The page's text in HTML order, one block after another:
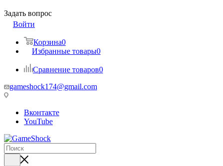
Задать вопрос
Войти
Корзина0
Избранные товары0
Сравнение товаров0
gameshock174@gmail.com
Вконтакте
YouTube